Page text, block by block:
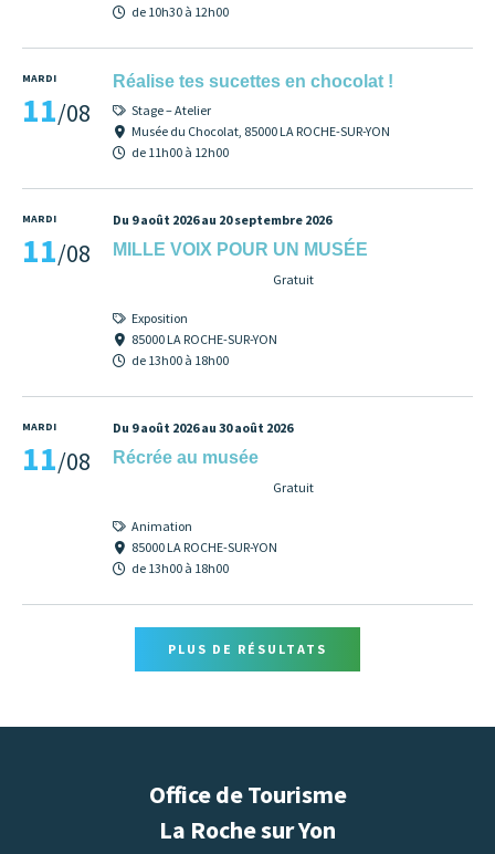
de 10h30 à 12h00
MARDI
11/08
Réalise tes sucettes en chocolat !
Stage – Atelier
Musée du Chocolat, 85000 LA ROCHE-SUR-YON
de 11h00 à 12h00
MARDI
11/08
Du 9 août 2026 au 20 septembre 2026
MILLE VOIX POUR UN MUSÉE
Gratuit
Exposition
85000 LA ROCHE-SUR-YON
de 13h00 à 18h00
MARDI
11/08
Du 9 août 2026 au 30 août 2026
Récrée au musée
Gratuit
Animation
85000 LA ROCHE-SUR-YON
de 13h00 à 18h00
PLUS DE RÉSULTATS
Office de Tourisme
La Roche sur Yon